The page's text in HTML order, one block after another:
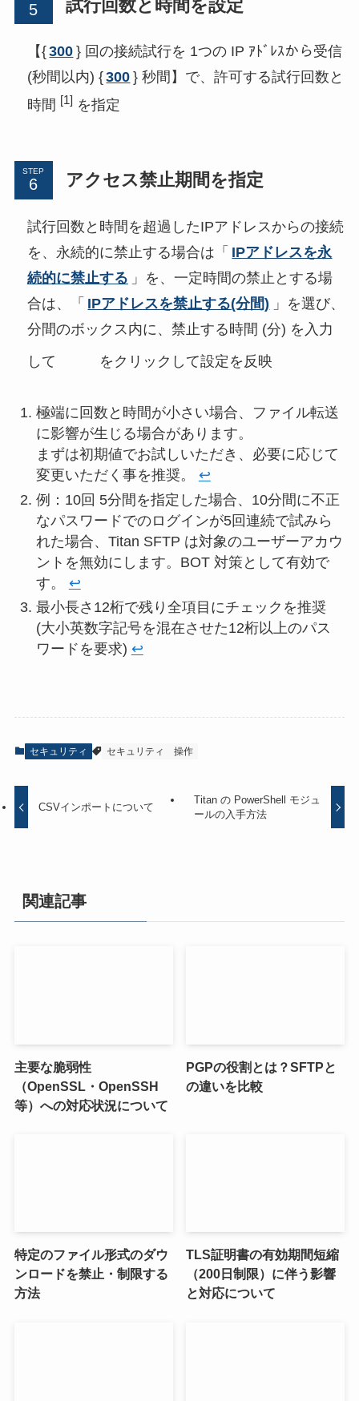
試行回数と時間を設定
【{300 } 回の接続試行を 1つの IP ｱﾄﾞﾚｽから受信
(秒間以内) {300 } 秒間】で、許可する試行回数と
時間 [1] を指定
STEP アクセス禁止期間を指定
試行回数と時間を超過したIPアドレスからの接続
を、永続的に禁止する場合は「 IPアドレスを永
続的に禁止する 」を、一定時間の禁止とする場
合は、「 IPアドレスを禁止する(分間) 」を選び、
分間のボックス内に、禁止する時間 (分) を入力
して
をクリックして設定を反映
極端に回数と時間が小さい場合、ファイル転送
に影響が生じる場合があります。
まずは初期値でお試しいただき、必要に応じて
変更いただく事を推奨。 ↩︎
例：10回 5分間を指定した場合、10分間に不正
なパスワードでのログインが5回連続で試みら
れた場合、Titan SFTP は対象のユーザーアカウ
ントを無効にします。BOT 対策として有効で
す。 ↩︎
最小長さ12桁で残り全項目にチェックを推奨
(大小英数字記号を混在させた12桁以上のパス
ワードを要求) ↩︎
セキュリティ セキュリティ 操作
CSVインポートについて
Titan の PowerShell モジュ
ールの入手方法
関連記事
主要な脆弱性
（OpenSSL・OpenSSH
等）への対応状況について
PGPの役割とは？SFTPと
の違いを比較
特定のファイル形式のダウ
ンロードを禁止・制限する
方法
TLS証明書の有効期間短縮
（200日制限）に伴う影響
と対応について